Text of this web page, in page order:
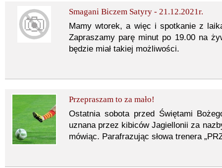
Smagani Biczem Satyry - 21.12.2021r.
Mamy wtorek, a więc i spotkanie z
Zapraszamy parę minut po 19.00 na
będzie miał takiej możliwości.
Przepraszam to za mało!
Ostatnia sobota przed Świętami
uznana przez kibiców Jagiellonii za
mówiąc. Parafrazując słowa trenera